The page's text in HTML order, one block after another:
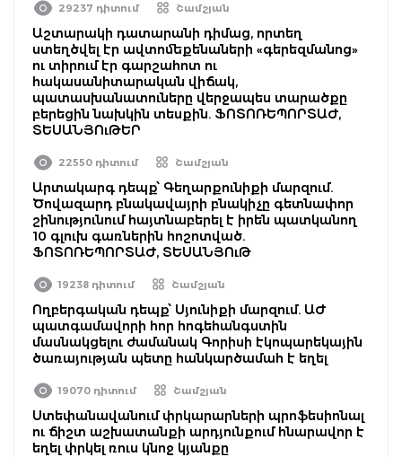
29237 դիտում Շամշյան
Աշտարակի դատարանի դիմաց, որտեղ
ստեղծվել էր ավտոմեքենաների «գերեզմանոց»
ու տիրում էր գարշահոտ ու
հակասանիտարական վիճակ,
պատասխանատուները վերջապես տարածքը
բերեցին նախկին տեսքին. ՖՈՏՈՌԵՊՈՐՏԱԺ,
ՏԵՍԱՆՅՈւԹԵՐ
22550 դիտում Շամշյան
Արտակարգ դեպք՝ Գեղարքունիքի մարզում.
Ծովազարդ բնակավայրի բնակիչը գետնափոր
շինությունում հայտնաբերել է իրեն պատկանող
10 գլուխ գառներին հոշոտված.
ՖՈՏՈՌԵՊՈՐՏԱԺ, ՏԵՍԱՆՅՈւԹ
19238 դիտում Շամշյան
Ողբերգական դեպք՝ Սյունիքի մարզում. ԱԺ
պատգամավորի հոր հոգեհանգստին
մասնակցելու ժամանակ Գորիսի էկոպարեկային
ծառայության պետը հանկարծամահ է եղել
19070 դիտում Շամշյան
Ստեփանավանում փրկարարների պրոֆեսիոնալ
ու ճիշտ աշխատանքի արդյունքում հնարավոր է
եղել փրկել ռուս կնոջ կյանքը